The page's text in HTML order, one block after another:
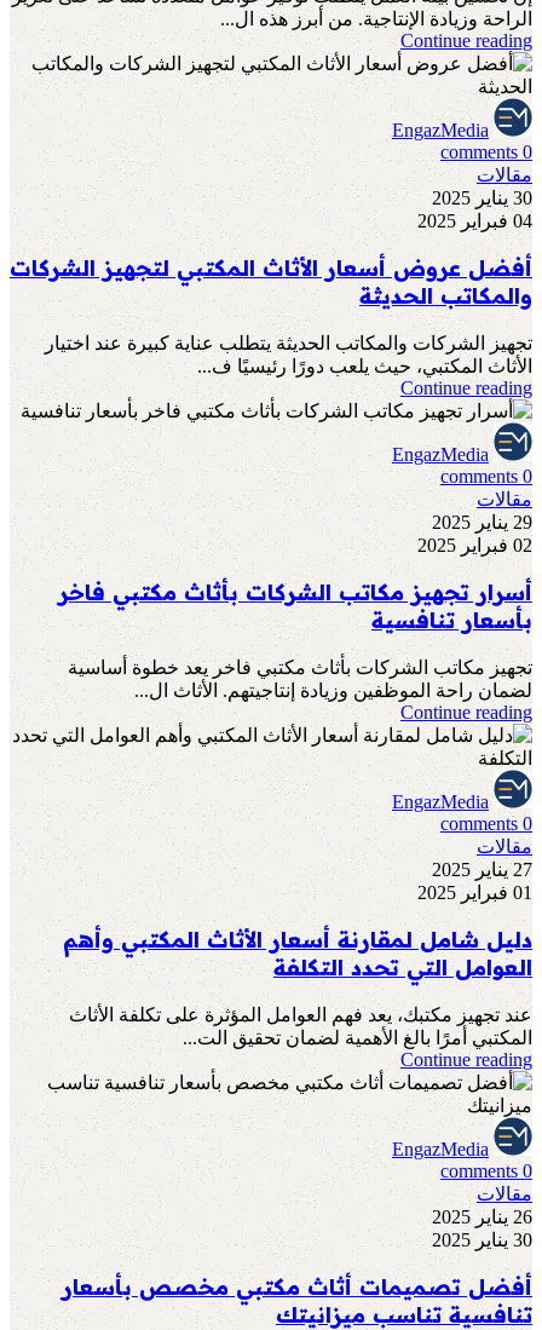
الراحة وزيادة الإنتاجية. من أبرز هذه ال...
Continue reading
EngazMedia
0
comments
مقالات
30 يناير 2025
04 فبراير 2025
أفضل عروض أسعار الأثاث المكتبي لتجهيز الشركات
والمكاتب الحديثة
تجهيز الشركات والمكاتب الحديثة يتطلب عناية كبيرة عند اختيار
الأثاث المكتبي، حيث يلعب دورًا رئيسيًا ف...
Continue reading
EngazMedia
0
comments
مقالات
29 يناير 2025
02 فبراير 2025
أسرار تجهيز مكاتب الشركات بأثاث مكتبي فاخر
بأسعار تنافسية
تجهيز مكاتب الشركات بأثاث مكتبي فاخر يعد خطوة أساسية
لضمان راحة الموظفين وزيادة إنتاجيتهم. الأثاث ال...
Continue reading
EngazMedia
0
comments
مقالات
27 يناير 2025
01 فبراير 2025
دليل شامل لمقارنة أسعار الأثاث المكتبي وأهم
العوامل التي تحدد التكلفة
عند تجهيز مكتبك، يعد فهم العوامل المؤثرة على تكلفة الأثاث
المكتبي أمرًا بالغ الأهمية لضمان تحقيق الت...
Continue reading
EngazMedia
0
comments
مقالات
26 يناير 2025
30 يناير 2025
أفضل تصميمات أثاث مكتبي مخصص بأسعار
تنافسية تناسب ميزانيتك